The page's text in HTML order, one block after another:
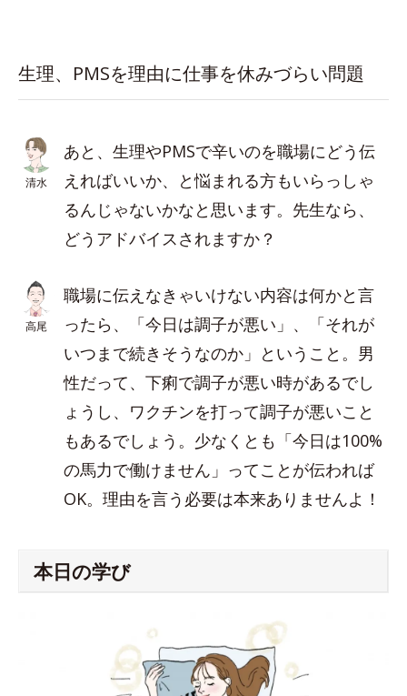
生理、PMSを理由に仕事を休みづらい問題
清水
あと、生理やPMSで辛いのを職場にどう伝
えればいいか、と悩まれる方もいらっしゃ
るんじゃないかなと思います。先生なら、
どうアドバイスされますか？
高尾
職場に伝えなきゃいけない内容は何かと言
ったら、「今日は調子が悪い」、「それが
いつまで続きそうなのか」ということ。男
性だって、下痢で調子が悪い時があるでし
ょうし、ワクチンを打って調子が悪いこと
もあるでしょう。少なくとも「今日は100%
の馬力で働けません」ってことが伝われば
OK。理由を言う必要は本来ありませんよ！
本日の学び